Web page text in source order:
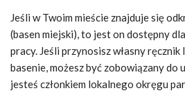
Jeśli w Twoim mieście znajduje się
(basen miejski), to jest on dostępny
pracy. Jeśli przynosisz własny ręcznik
basenie, możesz być zobowiązany do
jesteś członkiem lokalnego okręgu